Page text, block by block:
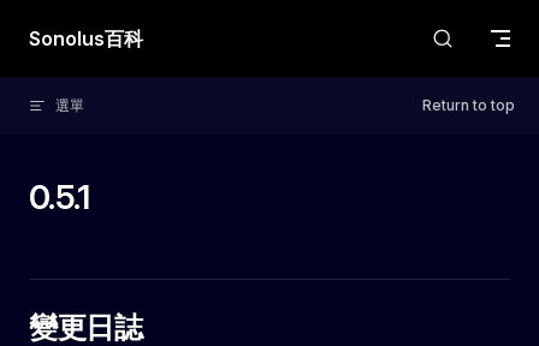
Skip to content
Sonolus百科
選單 Return to top
0.5.1
變更日誌